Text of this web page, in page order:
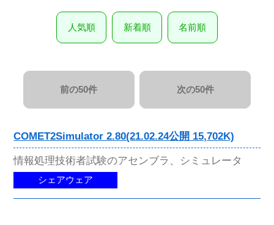
人気順 新着順 名前順
前の50件 次の50件
COMET2Simulator 2.80(21.02.24公開 15,702K)
情報処理技術者試験のアセンブラ、シミュレータ
シェアウェア